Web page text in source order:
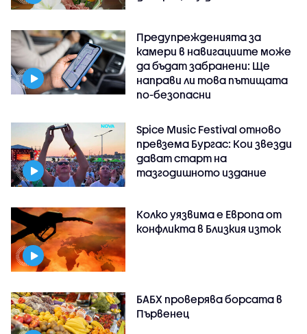
Предупрежденията за
камери в навигациите може
да бъдат забранени: Ще
направи ли това пътищата
по-безопасни
Spice Music Festival отново
превзема Бургас: Кои звезди
дават старт на
тазгодишното издание
Колко уязвима е Европа от
конфликта в Близкия изток
БАБХ проверява борсата в
Първенец